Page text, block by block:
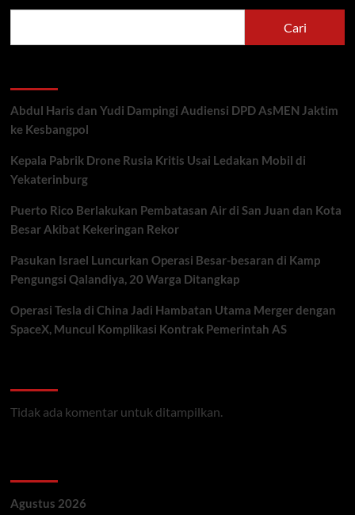
Cari
Abdul Haris dan Yudi Dampingi Audiensi DPD AsMEN Jaktim
ke Kesbangpol
Kepala Pabrik Drone Rusia Kritis Usai Ledakan Mobil di
Yekaterinburg
Puerto Rico Berlakukan Pembatasan Air di San Juan dan Kota
Besar Akibat Kekeringan Rekor
Pasukan Israel Luncurkan Operasi Besar-besaran di Kamp
Pengungsi Qalandiya, 20 Warga Ditangkap
Operasi Tesla di China Jadi Hambatan Utama Merger dengan
SpaceX, Muncul Komplikasi Kontrak Pemerintah AS
Tidak ada komentar untuk ditampilkan.
Agustus 2026